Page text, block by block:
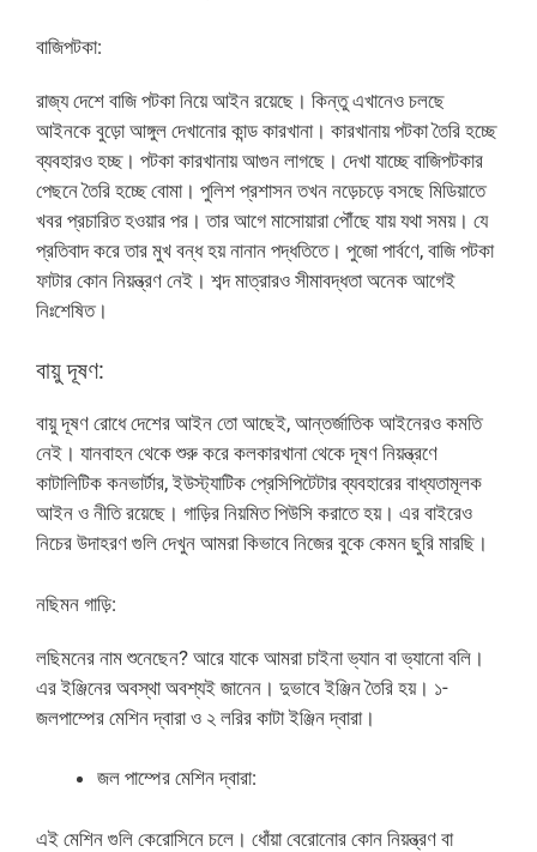
বাজিপটকা:
রাজ্য দেশে বাজি পটকা নিয়ে আইন রয়েছে। কিন্তু এখানেও চলছে
আইনকে বুড়ো আঙ্গুল দেখানোর কান্ড কারখানা। কারখানায় পটকা তৈরি হচ্ছে
ব্যবহারও হচ্ছ। পটকা কারখানায় আগুন লাগছে। দেখা যাচ্ছে বাজিপটকার
পেছনে তৈরি হচ্ছে বোমা। পুলিশ প্রশাসন তখন নড়েচড়ে বসছে মিডিয়াতে
খবর প্রচারিত হওয়ার পর। তার আগে মাসোয়ারা পৌঁছে যায় যথা সময়। যে
প্রতিবাদ করে তার মুখ বন্ধ হয় নানান পদ্ধতিতে। পুজো পার্বণে, বাজি পটকা
ফাটার কোন নিয়ন্ত্রণ নেই। শব্দ মাত্রারও সীমাবদ্ধতা অনেক আগেই
নিঃশেষিত।
বায়ু দূষণ:
বায়ু দূষণ রোধে দেশের আইন তো আছেই, আন্তর্জাতিক আইনেরও কমতি
নেই। যানবাহন থেকে শুরু করে কলকারখানা থেকে দূষণ নিয়ন্ত্রণে
কাটালিটিক কনভার্টার, ইউস্ট্যাটিক প্রেসিপিটেটার ব্যবহারের বাধ্যতামূলক
আইন ও নীতি রয়েছে। গাড়ির নিয়মিত পিউসি করাতে হয়। এর বাইরেও
নিচের উদাহরণ গুলি দেখুন আমরা কিভাবে নিজের বুকে কেমন ছুরি মারছি।
নছিমন গাড়ি:
লছিমনের নাম শুনেছেন? আরে যাকে আমরা চাইনা ভ্যান বা ভ্যানো বলি।
এর ইঞ্জিনের অবস্থা অবশ্যই জানেন। দুভাবে ইঞ্জিন তৈরি হয়। ১-
জলপাম্পের মেশিন দ্বারা ও ২ লরির কাটা ইঞ্জিন দ্বারা।
জল পাম্পের মেশিন দ্বারা:
এই মেশিন গুলি কেরোসিনে চলে। ধোঁয়া বেরোনোর কোন নিয়ন্ত্রণ বা